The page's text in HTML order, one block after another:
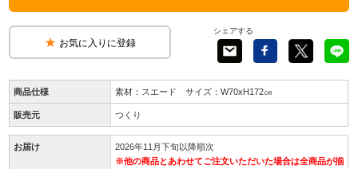
お気に入りに登録
シェアする
商品仕様 素材：スエード サイズ：W70xH172㎝
販売元 つくり
お届け
2026年11月下旬以降順次
※他の商品とあわせてご注文いただいた場合は全商品が揃